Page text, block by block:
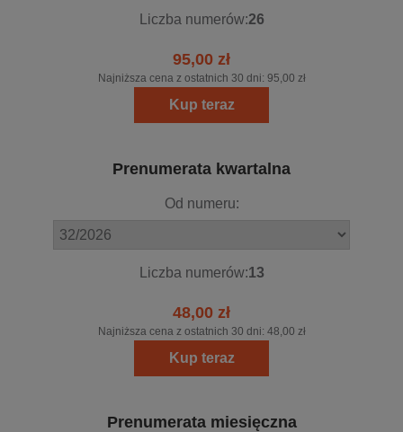
Liczba numerów:26
95,00 zł
Najniższa cena z ostatnich 30 dni: 95,00 zł
Kup teraz
Prenumerata kwartalna
Od numeru:
Liczba numerów:13
48,00 zł
Najniższa cena z ostatnich 30 dni: 48,00 zł
Kup teraz
Prenumerata miesięczna